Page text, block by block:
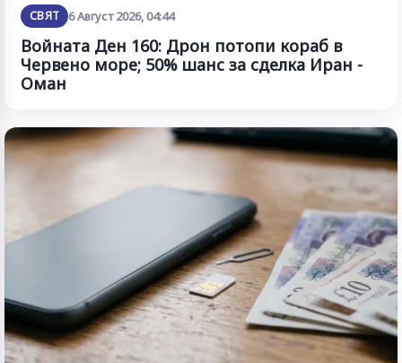
СВЯТ 6 Август 2026, 04:44
Войната Ден 160: Дрон потопи кораб в
Червено море; 50% шанс за сделка Иран -
Оман